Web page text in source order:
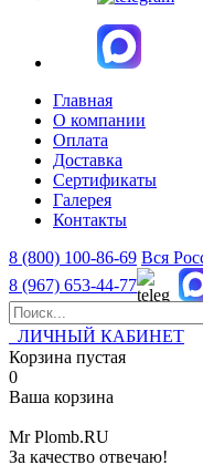
Главная
О компании
Оплата
Доставка
Сертификаты
Галерея
Контакты
8 (800) 100-86-69 Вся
8 (967) 653-44-77
ЛИЧНЫЙ КАБИНЕТ
Корзина пустая
0
Ваша корзина
MrPlomb.RU
За качество отвечаю!